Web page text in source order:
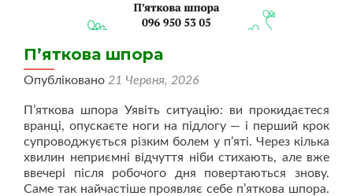
П’яткова шпора
Опубліковано 21 Червня, 2026
П’яткова шпора Уявіть ситуацію: ви прокидаєтеся
вранці, опускаєте ноги на підлогу — і перший крок
супроводжується різким болем у п’яті. Через кілька
хвилин неприємні відчуття ніби стихають, але вже
ввечері після робочого дня повертаються знову.
Саме так найчастіше проявляє себе п’яткова шпора.